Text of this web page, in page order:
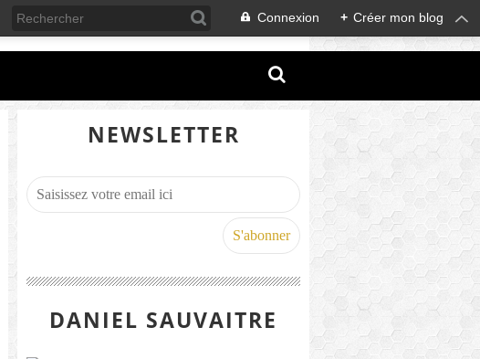
Connexion + Créer mon blog
NEWSLETTER
DANIEL SAUVAITRE